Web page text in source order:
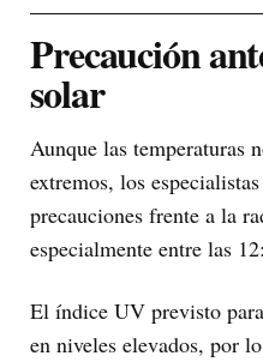
Precaución
solar
Aunque las temperaturas
extremos, los
precauciones frente a la
especialmente entre las
El índice UV previsto
en niveles elevados, por